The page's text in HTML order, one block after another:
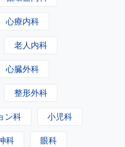
心療内科
老人内科
心臓外科
整形外科
ン科 小児科
科 眼科